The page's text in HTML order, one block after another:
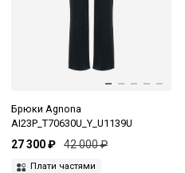
Брюки Agnona
AI23P_T70630U_Y_U1139U
27 300 ₽ 42 000 ₽
Плати частями